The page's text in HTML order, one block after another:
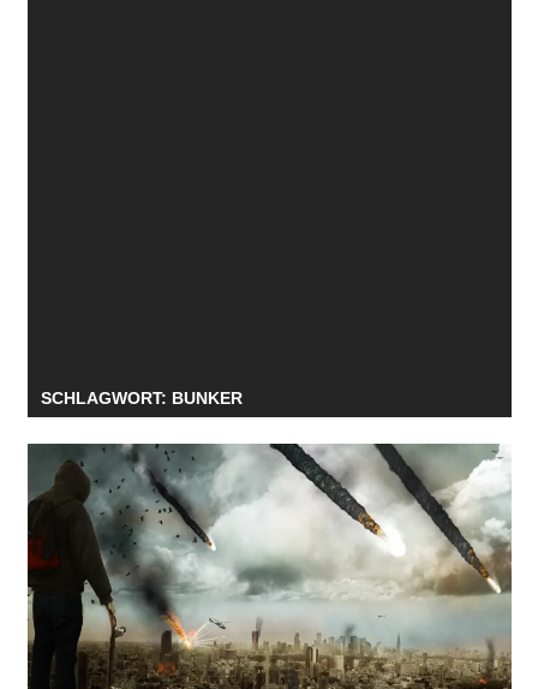
SCHLAGWORT: BUNKER